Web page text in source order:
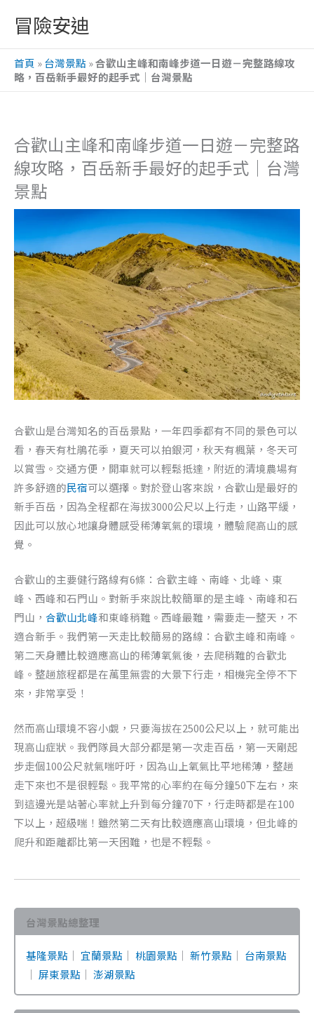
主
冒險安迪
首頁 »台灣景點»合歡山主峰和南峰步道一日遊－完整路線攻
略，百岳新手最好的起手式｜台灣景點
合歡山主峰和南峰步道一日遊－完整路
線攻略，百岳新手最好的起手式｜台灣
景點
合歡山是台灣知名的百岳景點，一年四季都有不同的景色可以
看，春天有杜鵑花季，夏天可以拍銀河，秋天有楓葉，冬天可
以賞雪。交通方便，開車就可以輕鬆抵達，附近的清境農場有
許多舒適的民宿可以選擇。對於登山客來說，合歡山是最好的
新手百岳，因為全程都在海拔3000公尺以上行走，山路平緩，
因此可以放心地讓身體感受稀薄氧氣的環境，體驗爬高山的感
覺。
合歡山的主要健行路線有6條：合歡主峰、南峰、北峰、東
峰、西峰和石門山。對新手來說比較簡單的是主峰、南峰和石
門山， 合歡山北峰和東峰稍難。西峰最難，需要走一整天，不
適合新手。我們第一天走比較簡易的路線：合歡主峰和南峰。
第二天身體比較適應高山的稀薄氧氣後，去爬稍難的合歡北
峰。整趟旅程都是在萬里無雲的大景下行走，相機完全停不下
來，非常享受！
然而高山環境不容小覷，只要海拔在2500公尺以上，就可能出
現高山症狀。我們隊員大部分都是第一次走百岳，第一天剛起
步走個100公尺就氣喘吁吁，因為山上氧氣比平地稀薄，整趟
走下來也不是很輕鬆。我平常的心率約在每分鐘50下左右，來
到這邊光是站著心率就上升到每分鐘70下，行走時都是在100
下以上，超級喘！雖然第二天有比較適應高山環境，但北峰的
爬升和距離都比第一天困難，也是不輕鬆。
台灣景點總整理
基隆景點 ｜ 宜蘭景點 ｜ 桃園景點 ｜ 新竹景點 ｜ 台南景點
｜ 屏東景點 ｜ 澎湖景點